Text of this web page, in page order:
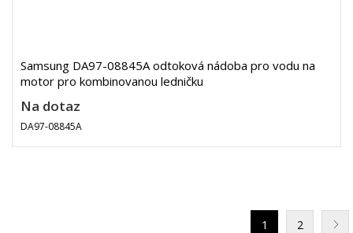
Samsung DA97-08845A odtoková nádoba pro vodu na
motor pro kombinovanou ledničku
Na dotaz
DA97-08845A
1 2